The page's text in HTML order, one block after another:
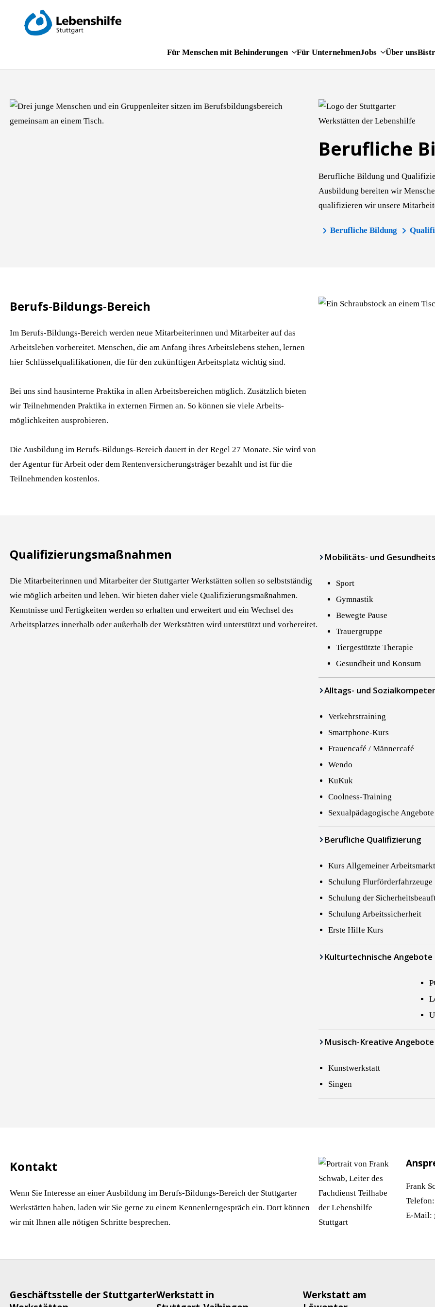
Für Menschen mit Behinderungen Für UnternehmenJobs Über uns
Berufliche
Berufliche Bildung und
Ausbildung bereiten wir
qualifizieren wir unsere
Berufliche Bildung
Berufs-Bildungs-Bereich
Im Berufs-Bildungs-Bereich werden neue Mitarbeiterinnen und Mitarbeiter auf das
Arbeits­leben vorbereitet. Menschen, die am Anfang ihres Arbeits­lebens stehen, lernen
hier Schlüssel­quali­fikationen, die für den zukünftigen Arbeits­platz wichtig sind.
Bei uns sind hausinterne Praktika in allen Arbeitsbereichen möglich. Zusätzlich bieten
wir Teilnehmenden Praktika in externen Firmen an. So können sie viele Arbeits­
möglichkeiten ausprobieren.
Die Ausbildung im Berufs-Bildungs-Bereich dauert in der Regel 27 Monate. Sie wird von
der Agentur für Arbeit oder dem Rentenversicherungsträger bezahlt und ist für die
Teilnehmenden kostenlos.
Qualifizierungs­maßnahmen
Die Mitarbeiterinnen und Mitarbeiter der Stuttgarter Werkstätten sollen so selbst­ständig
wie möglich arbeiten und leben. Wir bieten daher viele Qualifizierungsmaßnahmen.
Kenntnisse und Fertigkeiten werden so erhalten und erweitert und ein Wechsel des
Arbeitsplatzes innerhalb oder außerhalb der Werkstätten wird unterstützt und vorbereitet.
Mobilitäts- und
Sport
Gymnastik
Bewegte Pause
Trauergruppe
Tiergestützte Therapie
Gesundheit und Konsum
Alltags- und
Verkehrstraining
Smartphone-Kurs
Frauencafé / Männercafé
Wendo
KuKuk
Coolness-Training
Sexualpädagogische Angebote
Berufliche Qualifizierung
Kurs Allgemeiner Arbeitsmarkt
Schulung Flurförderfahrzeuge
Schulung der
Schulung Arbeitssicherheit
Erste Hilfe Kurs
Kultur­technische Angebote
Musisch-Kreative Angebote
Kunstwerkstatt
Singen
Kontakt
Wenn Sie Interesse an einer Ausbildung im Berufs-Bildungs-Bereich der Stuttgarter
Werkstätten haben, laden wir Sie gerne zu einem Kennenlerngespräch ein. Dort können
wir mit Ihnen alle nötigen Schritte besprechen.
Frank
E-Mail:
Geschäftsstelle der StuttgarterWerkstatt in
Werkstatt am